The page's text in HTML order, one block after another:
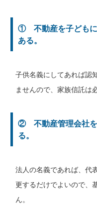
① 不動産を子どもに
ある。
子供名義にしてあれば認
ませんので、家族信託は
② 不動産管理会社を
る。
法人の名義であれば、代
更するだけでよいので、
ん。